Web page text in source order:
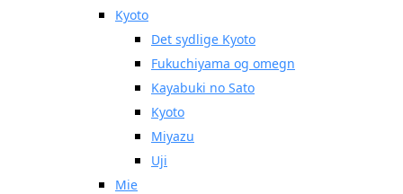
Kyoto
Det sydlige Kyoto
Fukuchiyama og omegn
Kayabuki no Sato
Kyoto
Miyazu
Uji
Mie